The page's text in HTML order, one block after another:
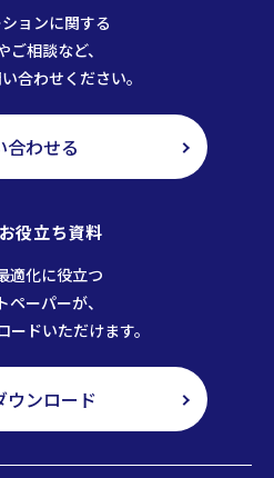
ョンに関する
ご相談など、
合わせください。
合わせる
お役立ち資料
適化に役立つ
ペーパーが、
ードいただけます。
ウンロード